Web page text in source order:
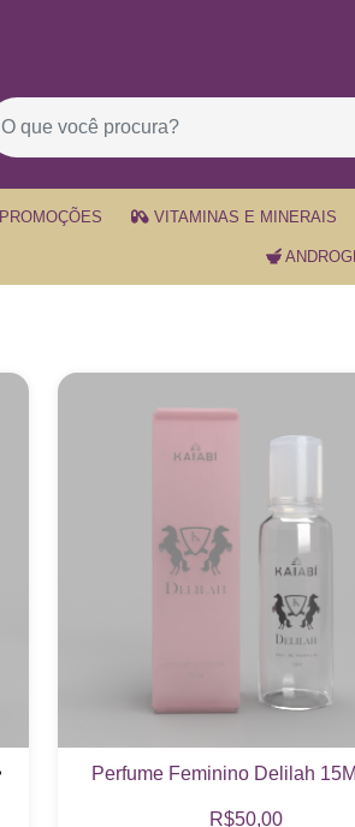
PROMOÇÕES VITAMINAS E MINERAIS
Perfume Feminino Delilah
R$50,00